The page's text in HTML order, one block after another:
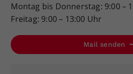
Montag bis Donnerstag: 9:00 –
Freitag: 9:00 – 13:00 Uhr
Mail senden